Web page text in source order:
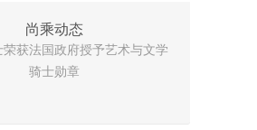
尚乘动态
获法国政府授予艺术与文学
骑士勋章